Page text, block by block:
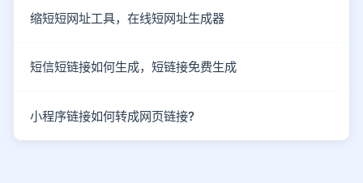
缩短短网址工具，在线短网址生成器
短信短链接如何生成，短链接免费生成
小程序链接如何转成网页链接?